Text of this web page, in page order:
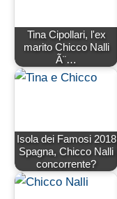
Tina Cipollari, l'ex
marito Chicco Nalli
Ã¨…
Isola dei Famosi 2018
Spagna, Chicco Nalli
concorrente?